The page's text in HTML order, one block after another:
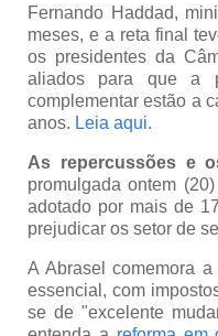
Fernando Haddad,
meses, e a reta final
os presidentes da
aliados para que a
complementar estão a
anos. Leia aqui.
As repercussões e
promulgada ontem
adotado por mais de
prejudicar os setor de
A Abrasel comemora
essencial, com
se de "excelente